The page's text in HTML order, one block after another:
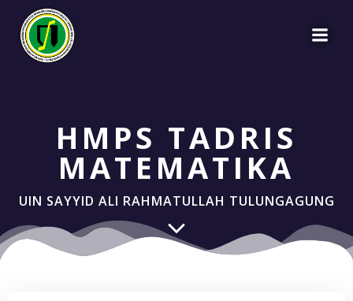
HMPS TADRIS
MATEMATIKA
UIN SAYYID ALI RAHMATULLAH TULUNGAGUNG